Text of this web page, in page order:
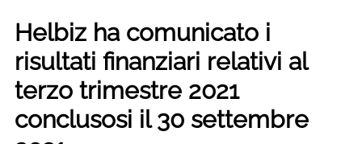
Helbiz ha comunicato i
risultati finanziari relativi al
terzo trimestre 2021
conclusosi il 30 settembre